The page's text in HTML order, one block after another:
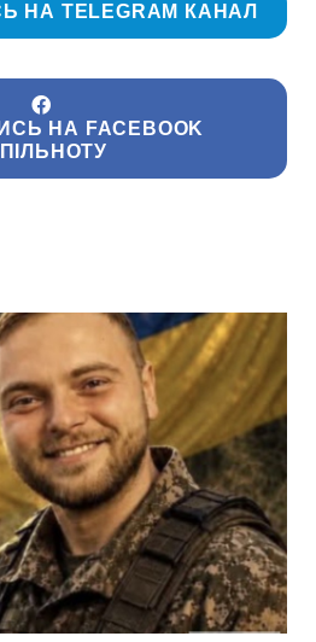
НА TELEGRAM КАНАЛ
НА FACEBOOK